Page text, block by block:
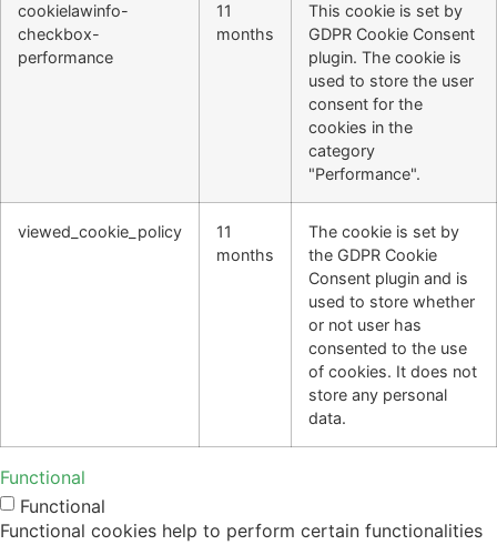
cookielawinfo-
checkbox-
performance
11
months
This cookie is set by
GDPR Cookie Consent
plugin. The cookie is
used to store the user
consent for the
cookies in the
category
"Performance".
viewed_cookie_policy
11
months
The cookie is set by
the GDPR Cookie
Consent plugin and is
used to store whether
or not user has
consented to the use
of cookies. It does not
store any personal
data.
Functional
Functional
Functional cookies help to perform certain functionalities